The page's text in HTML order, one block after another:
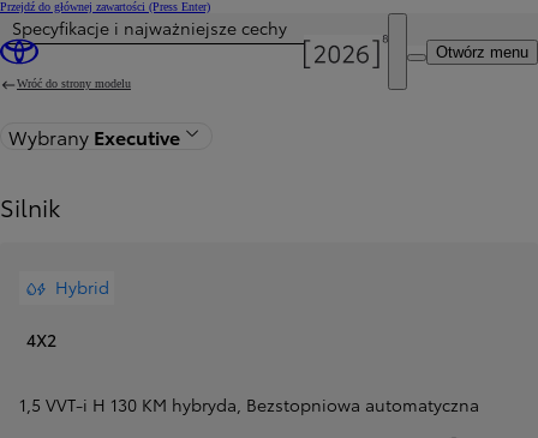
Przejdź do głównej zawartości (Press Enter)
Otwórz menu
Specyfikacje i najważniejsze cechy
Wróć do strony modelu
Wybrany Executive
Silnik
Hybrid
4X2
1,5 VVT-i H 130 KM hybryda, Bezstopniowa automatyczna